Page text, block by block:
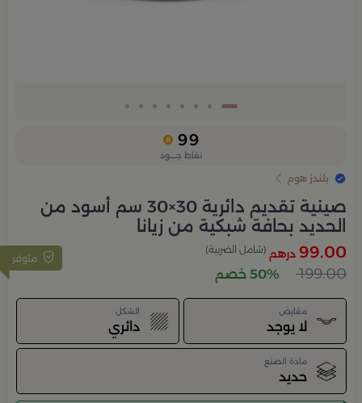
99
نقاط جــــود
بلندز هوم
صينية تقديم دائرية 30×30 سم أسود من
الحديد بحافة شبكية من زيانا
متوفر 99.00 درهم (شامل الضريبة)
199.00 50% خصم
مقابض
لا يوجد
الشكل
دائري
مادة الصنع
حديد